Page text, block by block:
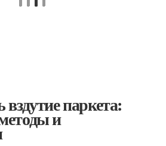
паркета:
и